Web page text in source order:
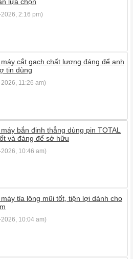
2:16 pm)
máy cắt gạch chất lượng đáng để anh
tin dùng
11:26 am)
bắn đinh thẳng dùng pin TOTAL
và đáng để sở hữu
10:46 am)
máy tỉa lông mũi tốt, tiện lợi dành cho
10:04 am)